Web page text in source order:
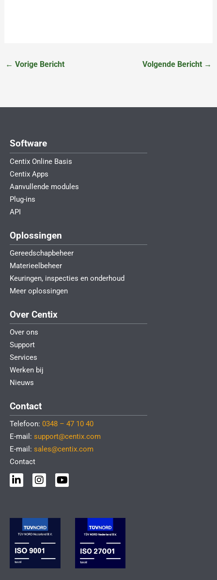
← Vorige Bericht Volgende Bericht →
Software
Centix Online Basis
Centix Apps
Aanvullende modules
Plug-ins
API
Oplossingen
Gereedschapbeheer
Materieelbeheer
Keuringen, inspecties en onderhoud
Meer oplossingen
Over Centix
Over ons
Support
Services
Werken bij
Nieuws
Contact
Telefoon: 0348 – 47 10 40
E-mail: support@centix.com
E-mail: sales@centix.com
Contact
L
i
n
d
n
-
i
n
I
n
s
g
r
a
m
Y
o
u